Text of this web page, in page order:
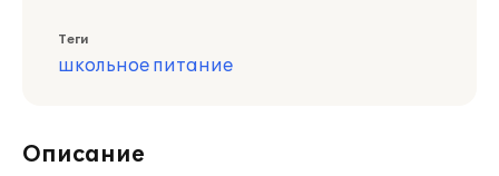
Теги
школьное питание
Описание